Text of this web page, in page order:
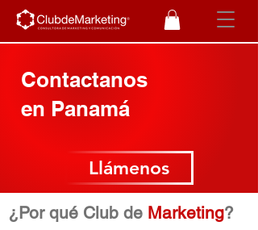
Contactanos
en Panamá
Llámenos
¿Por qué Club de Marketing?